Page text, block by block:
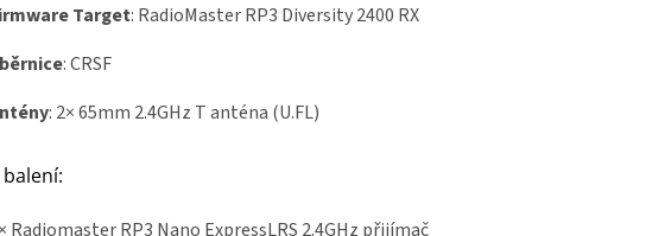
Target: RadioMaster RP3 Diversity 2400 RX
: CRSF
: 2× 65mm 2.4GHz T anténa (U.FL)
Radiomaster RP3 Nano ExpressLRS 2.4GHz přijímač